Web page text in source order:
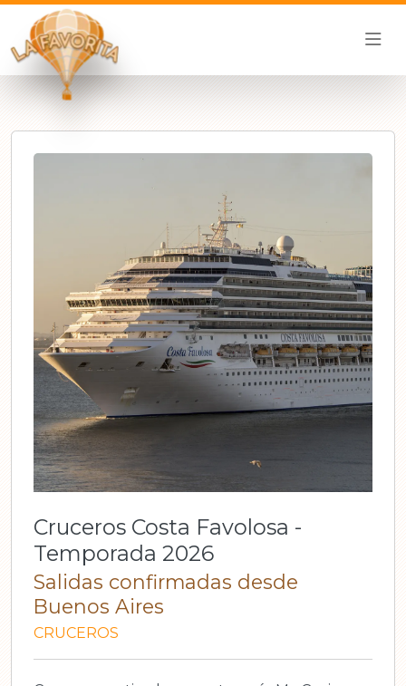
Cruceros Costa Favolosa -
Temporada 2026
Salidas confirmadas desde
Buenos Aires
CRUCEROS